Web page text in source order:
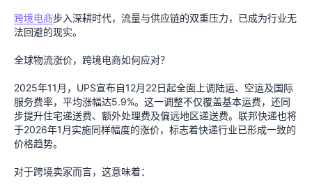
跨境电商步入深耕时代，流量与供应链的双重压力，已成为行业无
法回避的现实。
全球物流涨价，跨境电商如何应对？
2025年11月，UPS宣布自12月22日起全面上调陆运、空运及国际
服务费率，平均涨幅达5.9%。这一调整不仅覆盖基本运费，还同
步提升住宅递送费、额外处理费及偏远地区递送费。联邦快递也将
于2026年1月实施同样幅度的涨价，标志着快递行业已形成一致的
价格趋势。
对于跨境卖家而言，这意味着：